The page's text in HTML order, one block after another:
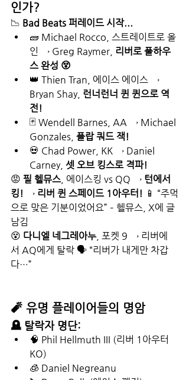
인가?
📉 Bad Beats 퍼레이드 시작...
🧱 Michael Rocco, 스트레이트로 올
인 → Greg Raymer, 리버로 풀하우
스 완성 😵
👑 Thien Tran, 에이스 에이스 →
Bryan Shay, 런너런너 퀸 퀸으로 역
전!
🃏 Wendell Barnes, AA → Michael
Gonzales, 플랍 쿼드 잭!
💀 Chad Power, KK → Daniel
Carney, 셋 오브 킹스로 격파!
😡 필 헬뮤스, 에이스킹 vs QQ → 턴에서
킹!
→ 리버 퀸 스페이드 1아우터! 📱 “주먹
으로 맞은 기분이었어요” – 헬뮤스, X에 글
남김
😵 다니엘 네그레아누, 포켓 9 → 리버에
서 AQ에게 탈락 🗣 “리버가 내게만 차갑
다…”
🧨 유명 플레이어들의 명암
🪦 탈락자 명단:
🧠 Phil Hellmuth III (리버 1아우터
KO)
🧊 Daniel Negreanu